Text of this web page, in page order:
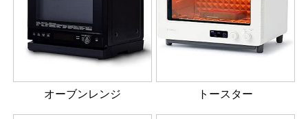
オーブンレンジ トースター